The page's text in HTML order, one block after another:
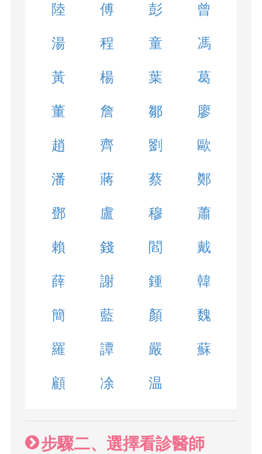
陸 傅 彭 曾
湯 程 童 馮
黃 楊 葉 葛
董 詹 鄒 廖
趙 齊 劉 歐
潘 蔣 蔡 鄭
鄧 盧 穆 蕭
賴 錢 閻 戴
薛 謝 鍾 韓
簡 藍 顏 魏
羅 譚 嚴 蘇
顧 凃 温
步驟二、選擇看診醫師